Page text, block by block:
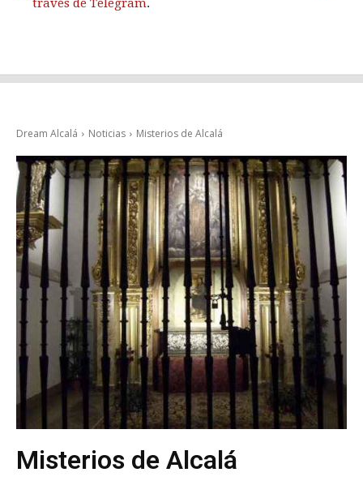
través de Telegram.